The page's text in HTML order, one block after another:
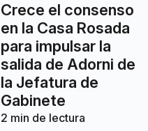
Crece el consenso
en la Casa Rosada
para impulsar la
salida de Adorni de
la Jefatura de
Gabinete
2 min de lectura